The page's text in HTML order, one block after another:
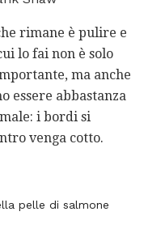
rimane è pulire e
lo fai non è solo
ma anche
essere abbastanza
i bordi si
venga cotto.
pelle di salmone